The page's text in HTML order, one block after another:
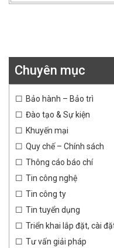
Chuyên mục
Bảo hành – Bảo trì
Đào tạo & Sự kiện
Khuyến mại
Quy chế – Chính sách
Thông cáo báo chí
Tin công nghệ
Tin công ty
Tin tuyển dụng
Triển khai lắp đặt, cài
Tư vấn giải pháp